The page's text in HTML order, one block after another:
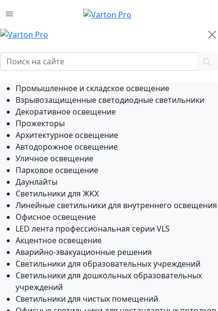
Промышленное и складское освещение
Взрывозащищенные светодиодные светильники
Декоративное освещение
Прожекторы
Архитектурное освещение
Автодорожное освещение
Уличное освещение
Парковое освещение
Даунлайты
Светильники для ЖКХ
Линейные светильники для внутреннего освещения
Офисное освещение
LED лента профессиональная серии VLS
Акцентное освещение
Аварийно-эвакуационные решения
Светильники для образовательных учреждений
Светильники для дошкольных образовательных
учреждений
Светильники для чистых помещений